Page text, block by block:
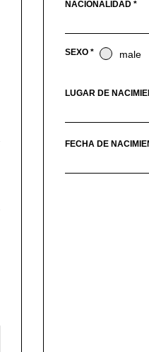
NACIONALIDAD *
SEXO * male
LUGAR DE
FECHA DE